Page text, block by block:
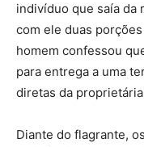
indivíduo que saía da
com ele duas
homem confessou
para entrega a uma
diretas da
Diante do flagrante,